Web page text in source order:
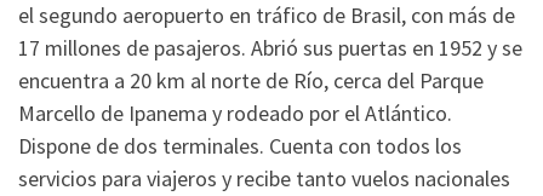
el segundo aeropuerto en tráfico de Brasil, con más de
17 millones de pasajeros. Abrió sus puertas en 1952 y se
encuentra a 20 km al norte de Río, cerca del Parque
Marcello de Ipanema y rodeado por el Atlántico.
Dispone de dos terminales. Cuenta con todos los
servicios para viajeros y recibe tanto vuelos nacionales